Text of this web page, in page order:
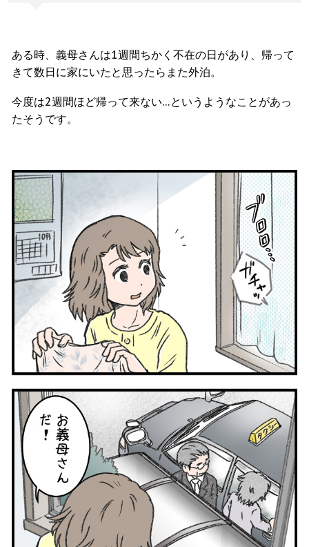
ある時、義母さんは1週間ちかく不在の日があり、帰って
きて数日に家にいたと思ったらまた外泊。
今度は2週間ほど帰って来ない…というようなことがあっ
たそうです。